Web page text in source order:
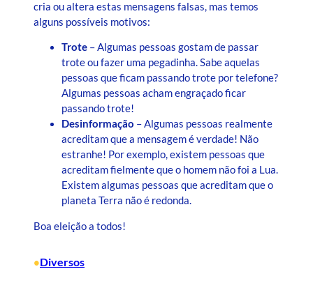
cria ou altera estas mensagens falsas, mas temos
alguns possíveis motivos:
Trote – Algumas pessoas gostam de passar
trote ou fazer uma pegadinha. Sabe aquelas
pessoas que ficam passando trote por telefone?
Algumas pessoas acham engraçado ficar
passando trote!
Desinformação – Algumas pessoas realmente
acreditam que a mensagem é verdade! Não
estranhe! Por exemplo, existem pessoas que
acreditam fielmente que o homem não foi a Lua.
Existem algumas pessoas que acreditam que o
planeta Terra não é redonda.
Boa eleição a todos!
•Diversos